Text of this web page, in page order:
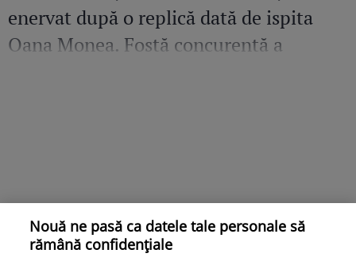
enervat după o replică dată de ispita
Oana Monea. Fostă concurentă a
Nouă ne pasă ca datele tale personale să
rămână confidențiale